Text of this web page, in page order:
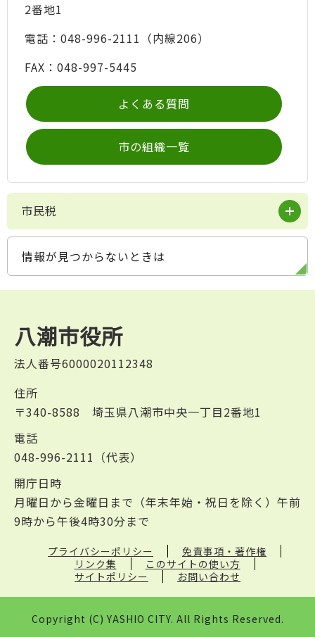
2番地1
電話：048-996-2111（内線206）
FAX：048-997-5445
よくある質問
市の組織一覧
市民税
情報が見つからないときは
八潮市役所
法人番号6000020112348
住所
〒340-8588 埼玉県八潮市中央一丁目2番地1
電話
048-996-2111（代表）
開庁日時
月曜日から金曜日まで（年末年始・祝日を除く）午前
9時から午後4時30分まで
プライバシーポリシー
免責事項・著作権
リンク集
このサイトの使い方
サイトポリシー
お問い合わせ
Copyright (C) YASHIO CITY. All Rights Reserved.